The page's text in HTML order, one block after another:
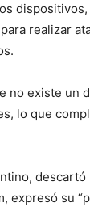
realizar
no existe un
lo que
expresó su